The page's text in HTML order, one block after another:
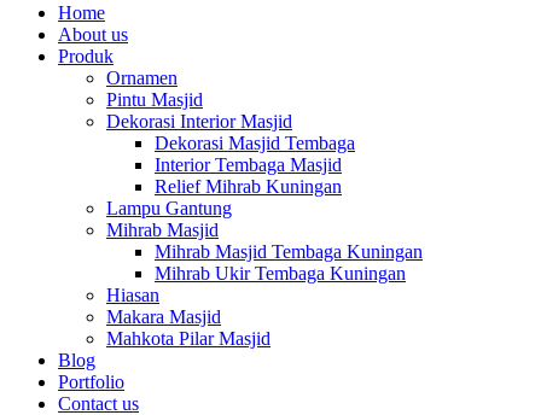
Home
About us
Produk
Ornamen
Pintu Masjid
Dekorasi Interior Masjid
Dekorasi Masjid Tembaga
Interior Tembaga Masjid
Relief Mihrab Kuningan
Lampu Gantung
Mihrab Masjid
Mihrab Masjid Tembaga Kuningan
Mihrab Ukir Tembaga Kuningan
Hiasan
Makara Masjid
Mahkota Pilar Masjid
Blog
Portfolio
Contact us